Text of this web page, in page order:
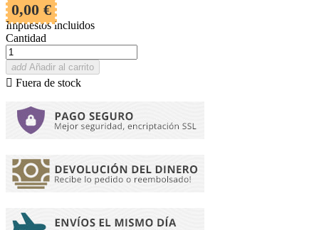
0,00 €
Impuestos incluidos
Cantidad
add Añadir al carrito
 Fuera de stock